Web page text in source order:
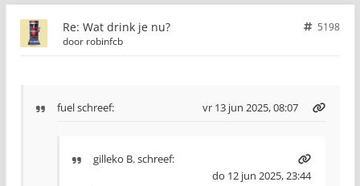
Re: Wat drink je nu?
5198
door robinfcb
fuelschreef: vr 13 jun 2025, 08:07
gilleko B.schreef:
do 12 jun 2025, 23:44